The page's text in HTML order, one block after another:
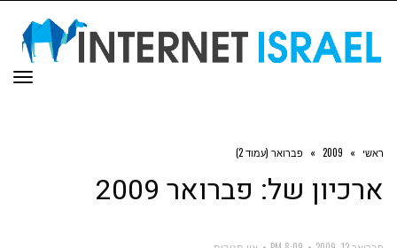
ראשי »
2009
» פברואר (עמוד 2)
ארכיון של: פברואר 2009